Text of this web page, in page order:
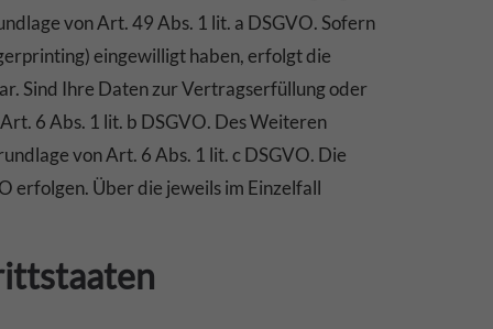
von Art. 49 Abs. 1 lit. a DSGVO. Sofern
eingewilligt haben, erfolgt die
Sind Ihre Daten zur Vertragserfüllung oder
6 Abs. 1 lit. b DSGVO. Des Weiteren
von Art. 6 Abs. 1 lit. c DSGVO. Die
erfolgen. Über die jeweils im Einzelfall